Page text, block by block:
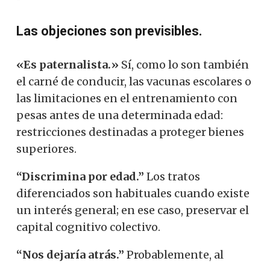
Las objeciones son previsibles.
«Es paternalista.» Sí, como lo son también
el carné de conducir, las vacunas escolares o
las limitaciones en el entrenamiento con
pesas antes de una determinada edad:
restricciones destinadas a proteger bienes
superiores.
“Discrimina por edad.” Los tratos
diferenciados son habituales cuando existe
un interés general; en ese caso, preservar el
capital cognitivo colectivo.
“Nos dejaría atrás.” Probablemente, al